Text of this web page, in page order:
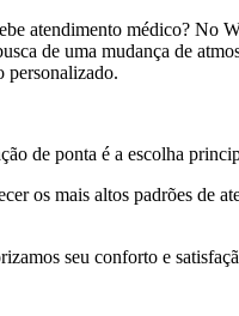
atendimento médico?
de uma mudança de
personalizado.
de ponta é a escolha
os mais altos padrões de
seu conforto e